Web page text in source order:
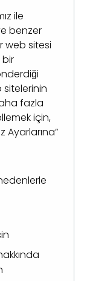
ile
benzer
web sitesi
sitelerinin
fazla
için,
Ayarlarına”